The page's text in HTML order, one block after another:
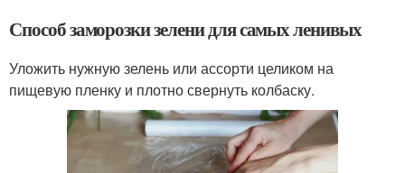
Способ заморозки зелени для самых ленивых
Уложить нужную зелень или ассорти целиком на
пищевую пленку и плотно свернуть колбаску.